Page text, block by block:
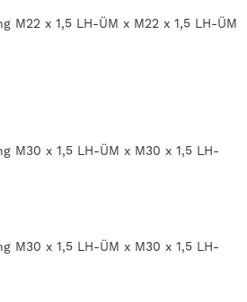
M22 x 1,5 LH-ÜM x M22 x 1,5 LH-ÜM
M30 x 1,5 LH-ÜM x M30 x 1,5 LH-
M30 x 1,5 LH-ÜM x M30 x 1,5 LH-